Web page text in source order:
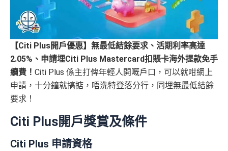
【Citi Plus開戶優惠】無最低結餘要求、活期利率高達
2.05%、申請埋Citi Plus Mastercard扣賬卡海外提款免手
續費！ Citi Plus 係主打俾年輕人開嘅戶口，可以就咁網上
申請，十分鐘就搞掂，唔洗特登落分行，同埋無最低結餘
要求！
Citi Plus開戶獎賞及條件
Citi Plus 申請資格